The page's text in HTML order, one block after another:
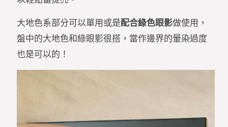
大地色系部分可以單用或是配合綠色眼影做使用，
盤中的大地色和綠眼影很搭，當作邊界的暈染過度
也是可以的！